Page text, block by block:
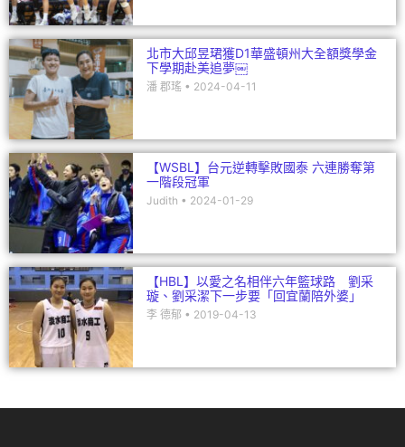
北市大邱昱珺獲D1華盛頓州大全額獎學金
下學期赴美追夢￼
潘 郡瑤 2024-04-11
【WSBL】台元逆轉擊敗國泰 六連勝奪第
一階段冠軍
Judith 2024-01-29
【HBL】以愛之名相伴六年籃球路 劉采
璇、劉采潔下一步要「回宜蘭陪外婆」
李 德郁 2019-04-13